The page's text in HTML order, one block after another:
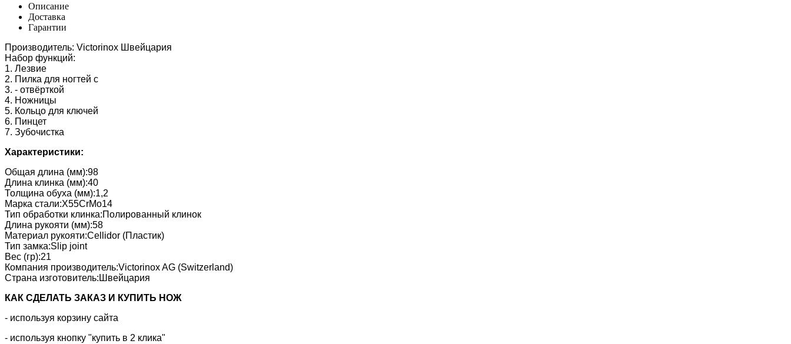
Описание
Доставка
Гарантии
Производитель: Victorinox Швейцария
Набор функций:
1. Лезвие
2. Пилка для ногтей с
3. - отвёрткой
4. Ножницы
5. Кольцо для ключей
6. Пинцет
7. Зубочистка
Характеристики:
Общая длина (мм):98
Длина клинка (мм):40
Толщина обуха (мм):1,2
Марка стали:X55CrMo14
Тип обработки клинка:Полированный клинок
Длина рукояти (мм):58
Материал рукояти:Cellidor (Пластик)
Тип замка:Slip joint
Вес (гр):21
Компания производитель:Victorinox AG (Switzerland)
Страна изготовитель:Швейцария
КАК CДЕЛАТЬ ЗАКАЗ И КУПИТЬ НОЖ
- используя корзину сайта
- используя кнопку "купить в 2 клика"